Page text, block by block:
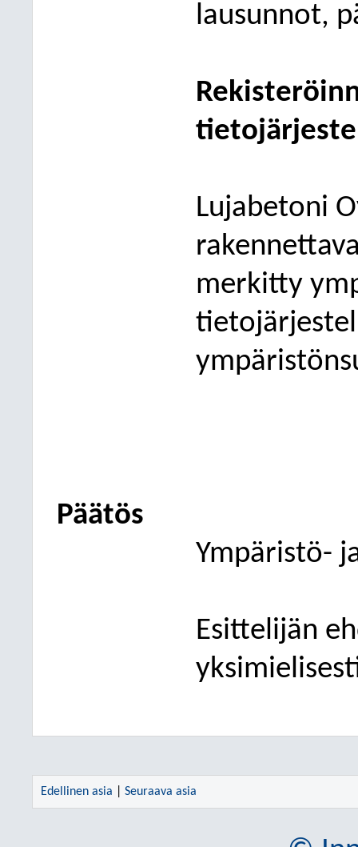
lausunnot,
Lujabetoni
merkitty
Päätös
Ympäristö-
Esittelijän
Edellinen asia Seuraava asia